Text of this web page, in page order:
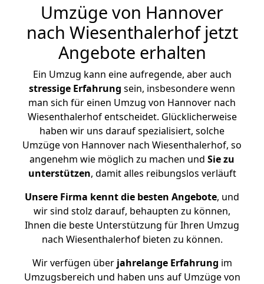
Umzüge von Hannover
nach Wiesenthalerhof jetzt
Angebote erhalten
Ein Umzug kann eine aufregende, aber auch
stressige Erfahrung sein, insbesondere wenn
man sich für einen Umzug von Hannover nach
Wiesenthalerhof entscheidet. Glücklicherweise
haben wir uns darauf spezialisiert, solche
Umzüge von Hannover nach Wiesenthalerhof, so
angenehm wie möglich zu machen und Sie zu
unterstützen, damit alles reibungslos verläuft
Unsere Firma kennt die besten Angebote, und
wir sind stolz darauf, behaupten zu können,
Ihnen die beste Unterstützung für Ihren Umzug
nach Wiesenthalerhof bieten zu können.
Wir verfügen überjahrelange Erfahrung im
Umzugsbereich und haben uns auf Umzüge von